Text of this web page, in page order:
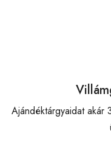
Ajándéktárgyaidat